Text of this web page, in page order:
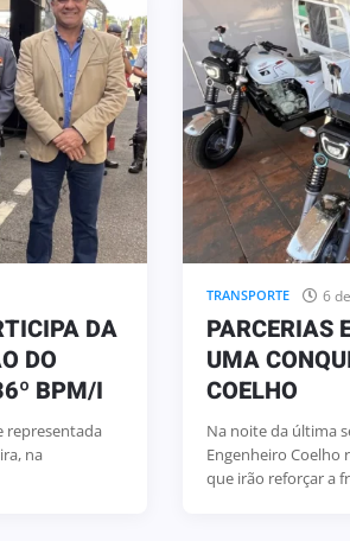
DA
DO
BPM/I
representada
na
TRANSPORTE 6
PARCERIAS
UMA
COELHO
Na noite da última
Engenheiro Coelho
que irão reforçar a